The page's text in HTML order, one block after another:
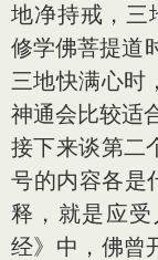
地净持戒，
修学佛菩提道
三地快满心时
神通会比较适
接下来谈第二
号的内容各是
释，就是应
经》中，佛曾